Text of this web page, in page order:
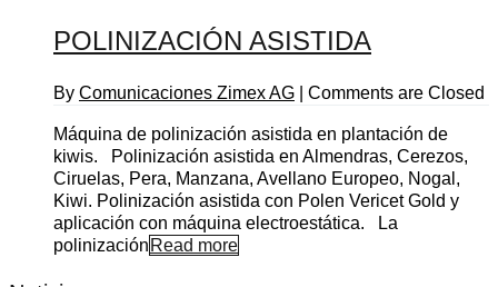
POLINIZACIÓN ASISTIDA
By Comunicaciones Zimex AG Comments are Closed
Máquina de polinización asistida en plantación de
kiwis. Polinización asistida en Almendras, Cerezos,
Ciruelas, Pera, Manzana, Avellano Europeo, Nogal,
Kiwi. Polinización asistida con Polen Vericet Gold y
aplicación con máquina electroestática. La
polinización Read more